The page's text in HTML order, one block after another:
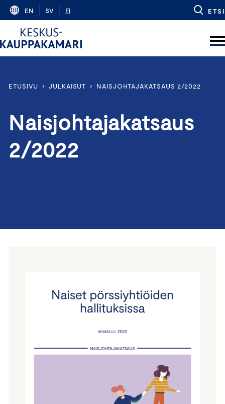
Skip
content
EN SV FI ETSI
ETUSIVU › JULKAISUT › NAISJOHTAJAKATSAUS 2/2022
Naisjohtajakatsaus
2/2022